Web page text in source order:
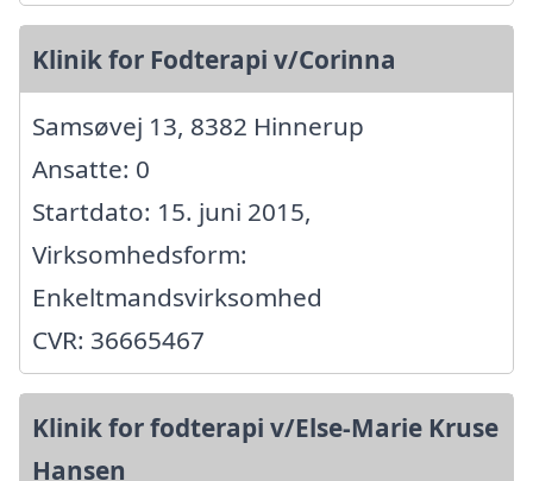
Klinik for Fodterapi v/Corinna
Samsøvej 13, 8382 Hinnerup
Ansatte: 0
Startdato: 15. juni 2015,
Virksomhedsform:
Enkeltmandsvirksomhed
CVR: 36665467
Klinik for fodterapi v/Else-Marie Kruse
Hansen